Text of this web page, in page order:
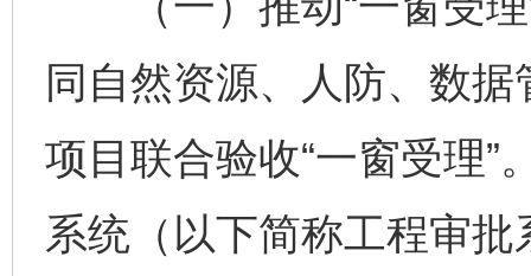
同自然资源、人防、数
项目联合验收“一窗受理”
系统（以下简称工程审